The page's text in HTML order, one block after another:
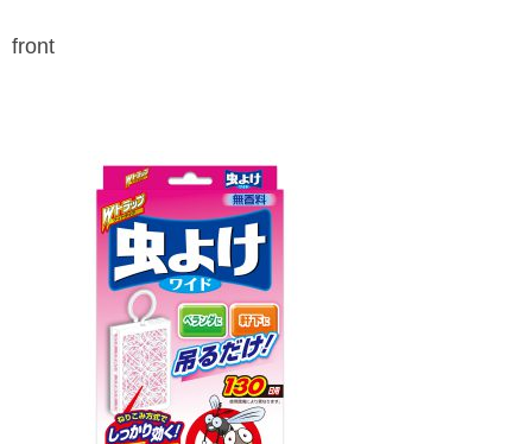
front